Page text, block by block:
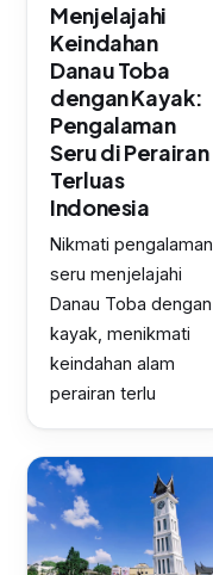
Menjelajahi
Keindahan
Danau Toba
dengan Kayak:
Pengalaman
Seru di Perairan
Terluas
Indonesia
Nikmati pengalaman
seru menjelajahi
Danau Toba dengan
kayak, menikmati
keindahan alam
perairan terlu